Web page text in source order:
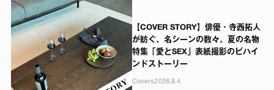
【COVER STORY】俳優・寺西拓人
が紡ぐ、名シーンの数々。夏の名物
特集「愛とSEX」表紙撮影のビハイ
ンドストーリー
Covers2026.8.4